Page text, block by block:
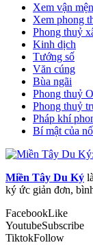
Xem vận
Xem phong
Phong thuỷ
Kinh dịch
Tướng số
Văn cúng
Bùa ngãi
Phong thuỷ
Phong thuỷ
Pháp khí
Bí mật của
Miền Tây Du Ký
ký ức giản đơn,
FacebookLike
YoutubeSubscribe
TiktokFollow